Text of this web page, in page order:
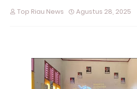
Top Riau News Agustus 28, 2025